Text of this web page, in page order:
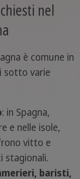
nel
è comune in
sotto varie
: in Spagna,
e nelle isole,
vitto e
stagionali.
baristi,